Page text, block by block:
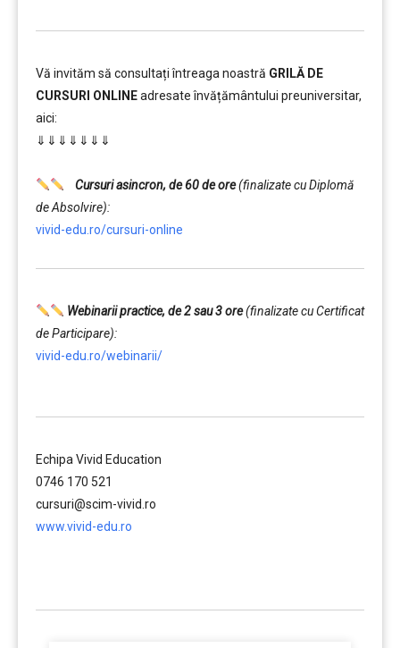
Vă invităm să consultați întreaga noastră GRILĂ DE
CURSURI ONLINEadresate învățământului preuniversitar,
aici:
⇓⇓⇓⇓⇓⇓⇓
Cursuri asincron, de 60 de ore(finalizate cu Diplomă
de Absolvire):
vivid-edu.ro/cursuri-online
Webinarii practice, de 2 sau 3 ore(finalizate cu Certificat
de Participare):
vivid-edu.ro/webinarii/
Echipa Vivid Education
0746 170 521
cursuri@scim-vivid.ro
www.vivid-edu.ro